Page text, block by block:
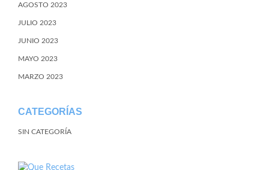
AGOSTO 2023
JULIO 2023
JUNIO 2023
MAYO 2023
MARZO 2023
CATEGORÍAS
SIN CATEGORÍA